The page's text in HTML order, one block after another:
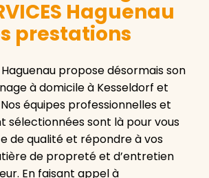
Haguenau
prestations
Haguenau propose désormais son
à domicile à Kesseldorf et
équipes professionnelles et
sélectionnées sont là pour vous
de qualité et répondre à vos
de propreté et d’entretien
En faisant appel à